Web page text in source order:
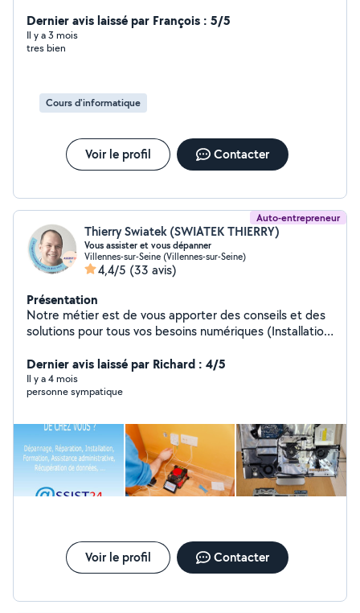
point internet je peux me connecter sur votre ordi et
vous aider directement ou donner cours Élèves au
Canada, aide aux personnes sous Excel au sein de leur
avons un petit chien de 12 ans et deux. Chats habitués
aux chiens un jardin clos de 1000m2 et chaque jour
vivent avec nous dans la maison .
Dernier avis laissé par François : 5/5
Il y a 3 mois
tres bien
Cours d'informatique
Voir le profil Contacter
Auto-entrepreneur
Thierry Swiatek (SWIATEK THIERRY)
Vous assister et vous dépanner
Villennes-sur-Seine (Villennes-sur-Seine)
4,4/5 (33 avis)
Présentation
Notre métier est de vous apporter des conseils et des
solutions pour tous vos besoins numériques (Installation,
Avec l'aide de notre réseau de techniciens
informatiques et administratifs de confiance ASSIST24,
nous vous proposons d'intervenir en téléassistance (à
proposons aussi de gérer votre infrastructure de réseau
(Câblage , Wifi, Fibre ,...).
Dernier avis laissé par Richard : 4/5
Il y a 4 mois
personne sympatique
Voir le profil Contacter